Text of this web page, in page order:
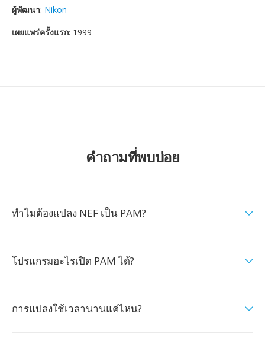
ผู้พัฒนา: Nikon
เผยแพร่ครั้งแรก: 1999
คำถามที่พบบ่อย
ทำไมต้องแปลง NEF เป็น PAM?
โปรแกรมอะไรเปิด PAM ได้?
การแปลงใช้เวลานานแค่ไหน?